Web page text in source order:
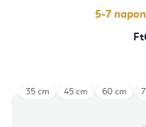
5-7
35 cm 45 cm 60 cm